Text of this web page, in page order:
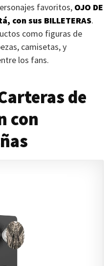
favoritos, OJO DE
con sus BILLETERAS.
como figuras de
camisetas, y
los fans.
de
con